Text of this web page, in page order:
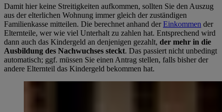
Damit hier keine Streitigkeiten aufkommen, sollten Sie den Auszug
aus der elterlichen Wohnung immer gleich der zuständigen
Familienkasse mitteilen. Die berechnet anhand derEinkommen der
Elternteile, wer wie viel Unterhalt zu zahlen hat. Entsprechend wird
dann auch das Kindergeld an denjenigen gezahlt, der mehr in die
Ausbildung des Nachwuchses steckt. Das passiert nicht unbedingt
automatisch; ggf. müssen Sie einen Antrag stellen, falls bisher der
andere Elternteil das Kindergeld bekommen hat.